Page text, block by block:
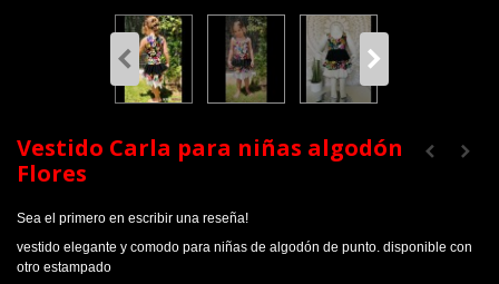
Vestido Carla para niñas algodón
Flores
Sea el primero en escribir una reseña!
vestido elegante y comodo para niñas de algodón de punto. disponible con
otro estampado